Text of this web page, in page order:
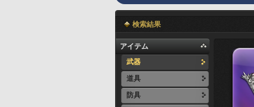
検索結果
アイテム
武器
道具
防具